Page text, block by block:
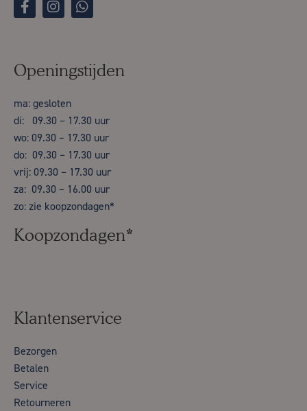
Openingstijden
ma: gesloten
di: 09.30 – 17.30 uur
wo: 09.30 – 17.30 uur
do: 09.30 – 17.30 uur
vrij: 09.30 – 17.30 uur
za: 09.30 – 16.00 uur
zo: zie koopzondagen*
Koopzondagen*
Klantenservice
Bezorgen
Betalen
Service
Retourneren